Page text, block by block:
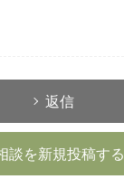
返信
談を新規投稿する